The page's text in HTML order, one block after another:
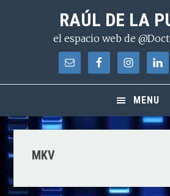
contenido
RAÚL DE LA
el espacio web de
MENU
MKV